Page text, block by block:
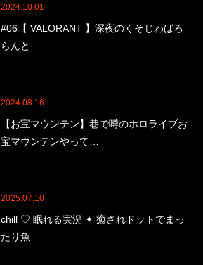
2024.10.01
#06【 VALORANT 】深夜のくそじわばろ
らんと …
2024.08.16
【お宝マウンテン】巷で噂のホロライブお
宝マウンテンやって…
2025.07.10
chill ♡ 眠れる実況 ✦ 癒されドットでまっ
たり魚…